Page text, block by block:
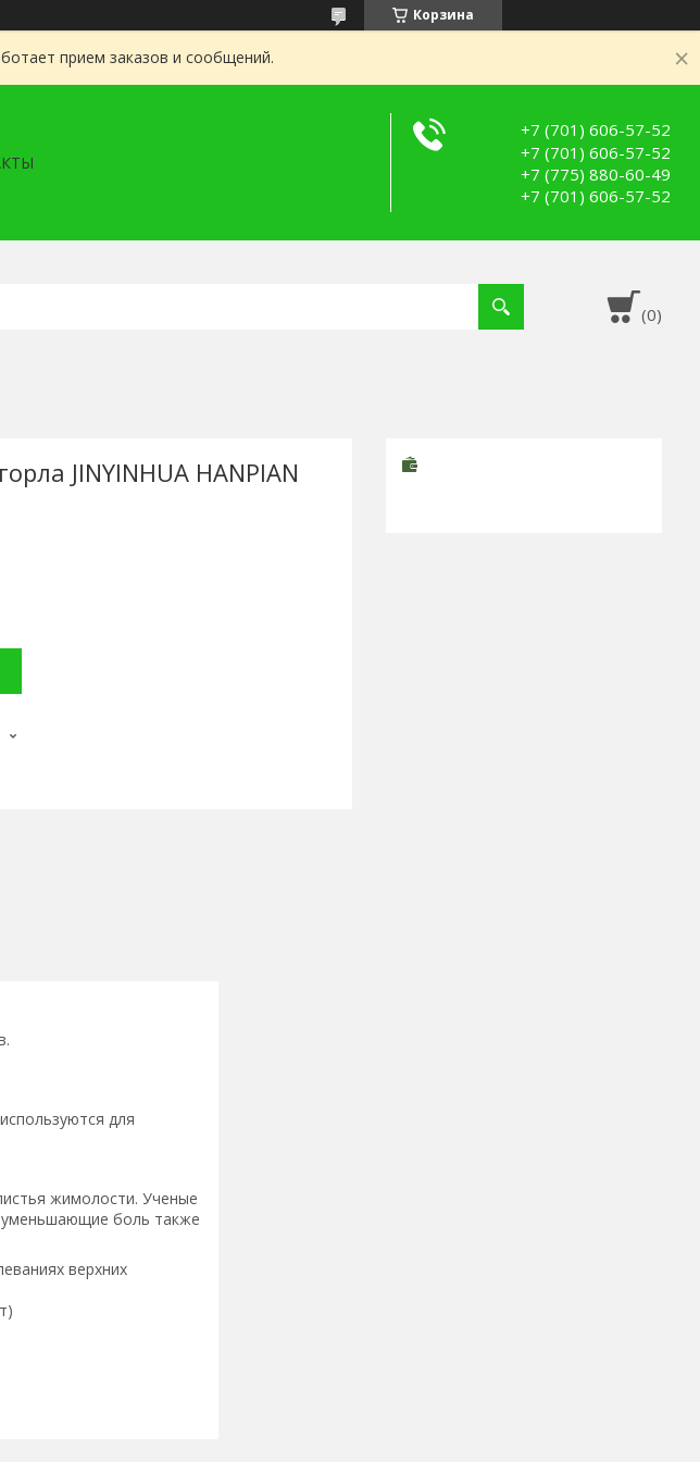
Корзина
прием заказов и сообщений.
+7 (701) 606-57-52
+7 (701) 606-57-52
+7 (775) 880-60-49
+7 (701) 606-57-52
JINYINHUA HANPIAN
для
жимолости. Ученые
уменьшающие боль также
верхних